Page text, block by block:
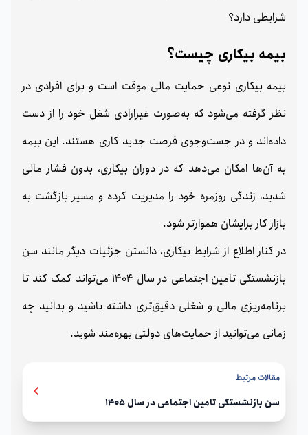
شرایطی دارد؟
بیمه بیکاری چیست؟
بیمه بیکاری نوعی حمایت مالی موقت است و برای افرادی در
نظر گرفته می‌شود که به‌صورت غیرارادی شغل خود را از دست
داده‌اند و در جست‌وجوی فرصت جدید کاری هستند. این بیمه
به آن‌ها امکان می‌دهد که در دوران بیکاری، بدون فشار مالی
شدید، زندگی روزمره خود را مدیریت کرده و مسیر بازگشت به
بازار کار برایشان هموارتر شود.
در کنار اطلاع از شرایط بیکاری، دانستن جزئیات دیگر مانند سن
بازنشستگی تامین اجتماعی در سال 1404 می‌تواند کمک کند تا
برنامه‌ریزی مالی و شغلی دقیق‌تری داشته باشید و بدانید چه
زمانی می‌توانید از حمایت‌های دولتی بهره‌مند شوید.
مقالات مرتبط
سن بازنشستگی تامین اجتماعی در سال 1405